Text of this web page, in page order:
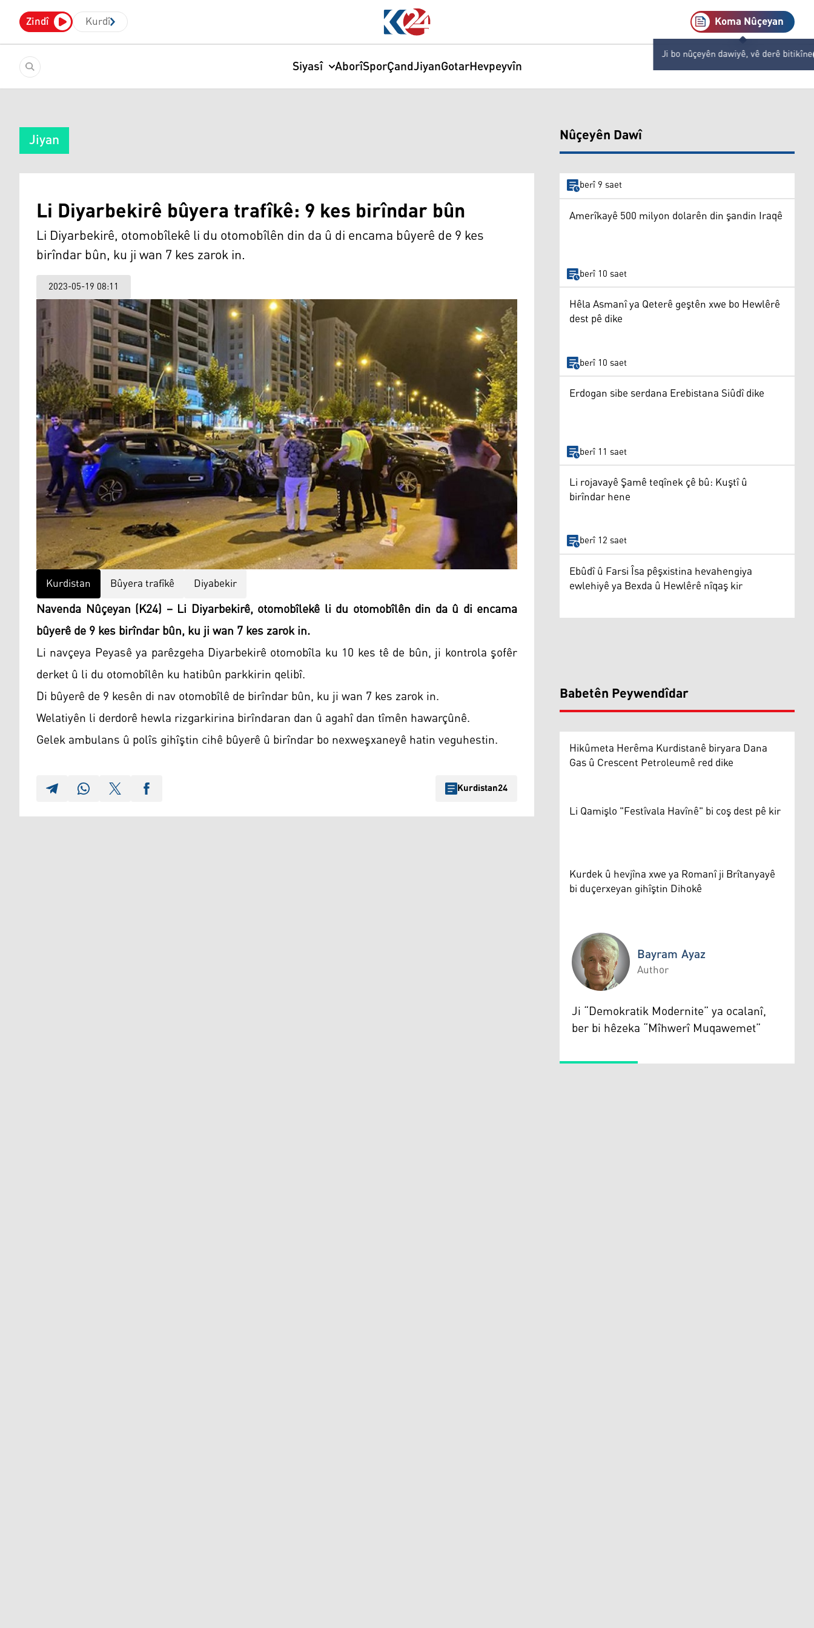
Zindî Kurdî Koma Nûçeyan
Ji bo nûçeyên dawiyê, vê derê bitikîne
Siyasî AborîSporÇandJiyanGotarHevpeyvîn
Jiyan
Li Diyarbekirê bûyera trafîkê: 9 kes birîndar bûn
Li Diyarbekirê, otomobîlekê li du otomobîlên din da û di encama bûyerê de 9 kes
birîndar bûn, ku ji wan 7 kes zarok in.
2023-05-19 08:11
Kurdistan Bûyera trafîkê Diyabekir
Navenda Nûçeyan (K24) – Li Diyarbekirê, otomobîlekê li du otomobîlên din da û di encama
bûyerê de 9 kes birîndar bûn, ku ji wan 7 kes zarok in.
Li navçeya Peyasê ya parêzgeha Diyarbekirê otomobîla ku 10 kes tê de bûn, ji kontrola şofêr
derket û li du otomobîlên ku hatibûn parkkirin qelibî.
Di bûyerê de 9 kesên di nav otomobîlê de birîndar bûn, ku ji wan 7 kes zarok in.
Welatiyên li derdorê hewla rizgarkirina birîndaran dan û agahî dan tîmên hawarçûnê.
Gelek ambulans û polîs gihîştin cihê bûyerê û birîndar bo nexweşxaneyê hatin veguhestin.
Kurdistan24
Nûçeyên Dawî
berî 9 saet
Amerîkayê 500 milyon dolarên din şandin Iraqê
berî 10 saet
Hêla Asmanî ya Qeterê geştên xwe bo Hewlêrê
dest pê dike
berî 10 saet
Erdogan sibe serdana Erebistana Siûdî dike
berî 11 saet
Li rojavayê Şamê teqînek çê bû: Kuştî û
birîndar hene
berî 12 saet
Ebûdî û Farsi Îsa pêşxistina hevahengiya
ewlehiyê ya Bexda û Hewlêrê nîqaş kir
Babetên Peywendîdar
Hikûmeta Herêma Kurdistanê biryara Dana
Gas û Crescent Petroleumê red dike
Li Qamişlo "Festîvala Havînê" bi coş dest pê kir
Kurdek û hevjîna xwe ya Romanî ji Brîtanyayê
bi duçerxeyan gihîştin Dihokê
Bayram Ayaz
Bayram Ayaz
Author
Ji “Demokratik Modernite” ya ocalanî,
ber bi hêzeka “Mîhwerî Muqawemet”